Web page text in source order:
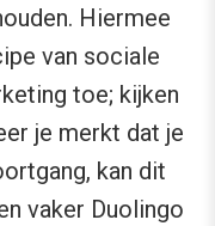
Hiermee
van sociale
toe; kijken
je merkt dat je
kan dit
vaker Duolingo